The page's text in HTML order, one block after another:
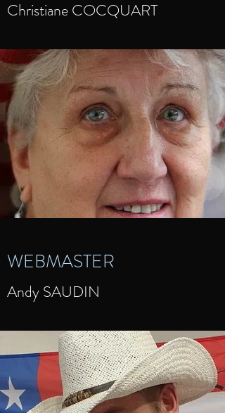
Christiane COCQUART
WEBMASTER
Andy SAUDIN